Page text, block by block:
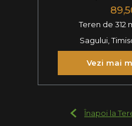
Teren de 312
Sagului,
Vezi mai
Înapoi la